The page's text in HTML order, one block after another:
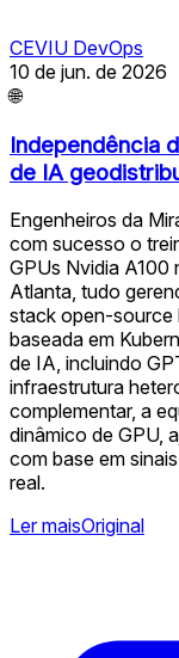
CEVIU DevOps
10 de jun. de 2026
🌐
Independência
de IA
Engenheiros da
com sucesso o
GPUs Nvidia
Atlanta, tudo
stack open-source
baseada em
de IA, incluindo
infraestrutura
complementar, a
dinâmico de GPU,
com base em
real.
Ler maisOriginal